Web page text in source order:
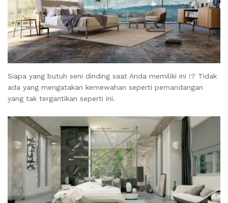
Siapa yang butuh seni dinding saat Anda memiliki ini !? Tidak
ada yang mengatakan kemewahan seperti pemandangan
yang tak tergantikan seperti ini.